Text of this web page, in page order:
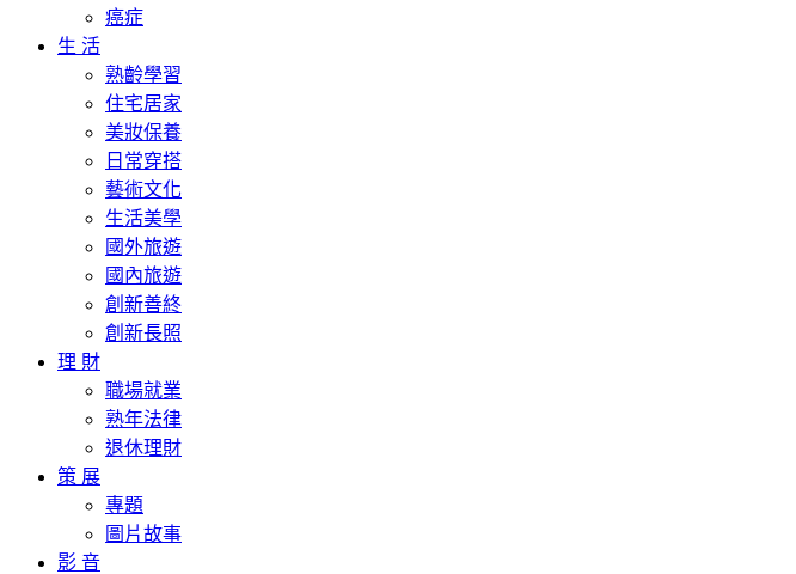
癌症
生 活
熟齡學習
住宅居家
美妝保養
日常穿搭
藝術文化
生活美學
國外旅遊
國內旅遊
創新善終
創新長照
理 財
職場就業
熟年法律
退休理財
策 展
專題
圖片故事
影 音